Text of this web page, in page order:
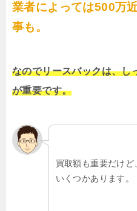
業者によっては500万
事も。
なのでリースバックは、し
が重要です。
買取額も重要だけ
いくつかあります。